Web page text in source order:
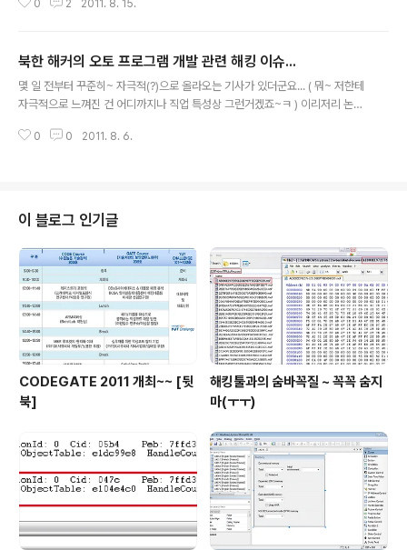
버거 자체의 강력함 때문에 요 얼마간은 v1.10 보다는 v2.
다~ ( 사실 v2.x 가 최초 공개된 시점이 몇년전인걸 감안하
면 엄청난 뒷북이기도 합니다만;;;..-_-;; ) 1. Attach 창의
확장 Process Attach 창에서 키보드 입력으로 Proces
묘한 타이밍의 틈새를 파고들어 Attach 를 해야하는 경우
0 2 2011. 8. 15.
북한 해커의 오토 프로그램 개발 관련 해킹 이슈...
몇 일 전부터 꾸준히~ 자극적(?)으로 올라오는 기사가 있더군요... ( 뭐~ 저한테
자극적으로 느껴진 건 어디까지나 직업 특성상 그런거겠죠~ㅋ ) 이리저리 논란
문의 링크를 가져왔습니다. - 한겨레/사회 : " 북한 해커 - 남한 업자 '게임 아이
범죄조직 손잡고 국내 온라인게임 털었다. " 기사마다 조금씩~ 조금씩~ 미묘하
게 차이가 있긴 하지..
0 0 2011. 8. 6.
이 블로그 인기글
CODEGATE 2011 개최~~ [뒷
북]
해킹툴과의 숨바꼭질 ~ 꼭꼭 숨지
마(ㅜㅜ)